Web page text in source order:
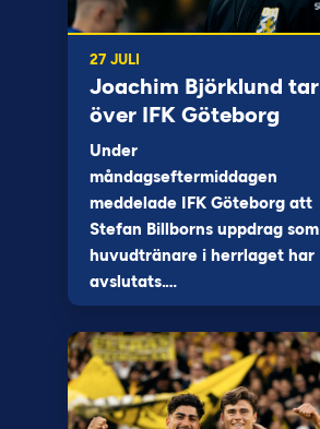
27 JULI
Joachim Björklund tar
över IFK Göteborg
Under
måndagseftermiddagen
meddelade IFK Göteborg att
Stefan Billborns uppdrag som
huvudtränare i herrlaget har
avslutats.…